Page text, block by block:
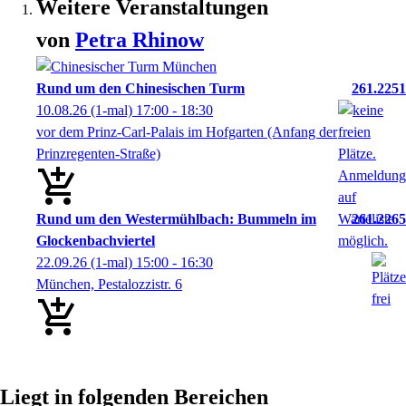
Weitere Veranstaltungen
von Petra Rhinow
Rund um den Chinesischen Turm
261.2251
10.08.26 (1-mal) 17:00 - 18:30
vor dem Prinz-Carl-Palais im Hofgarten (Anfang der
Prinzregenten-Straße)
Rund um den Westermühlbach: Bummeln im
Glockenbachviertel
261.2265
22.09.26 (1-mal) 15:00 - 16:30
München, Pestalozzistr. 6
Liegt in folgenden Bereichen